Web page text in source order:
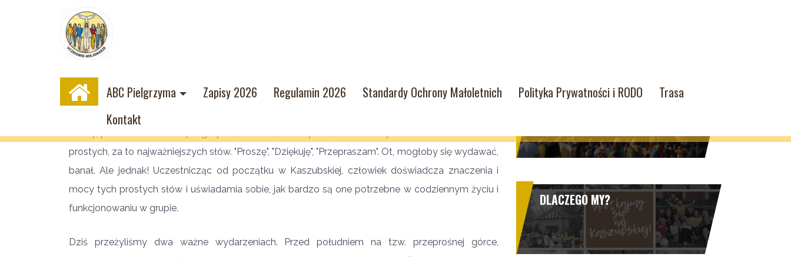
ABC Pielgrzyma Zapisy 2026 Regulamin 2026 Standardy Ochrony Małoletnich Polityka Prywatności i RODO
Trasa
Kontakt
Najważniejsze słowa! 11 sierpnia 2018
prostych, za to najważniejszych słów. "Proszę", "Dziękuję", "Przepraszam". Ot, mogłoby się wydawać,
banał. Ale jednak! Uczestnicząc od początku w Kaszubskiej, człowiek doświadcza znaczenia i
mocy tych prostych słów i uświadamia sobie, jak bardzo są one potrzebne w codziennym życiu i
funkcjonowaniu w grupie.
Dziś przeżyliśmy dwa ważne wydarzeniach. Przed południem na tzw. przeprośnej górce,
PIELGRZYMKA 2025
DLACZEGO MY?